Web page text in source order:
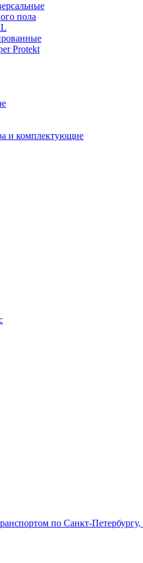
пола
Protekt
и комплектующие
по Санкт-